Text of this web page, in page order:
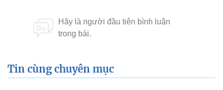
Tin cùng chuyên mục